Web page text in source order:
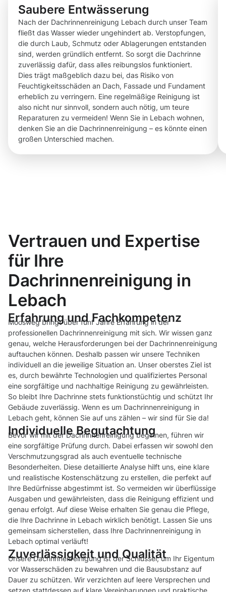
Saubere Entwässerung
Nach der Dachrinnenreinigung Lebach durch unser Team
fließt das Wasser wieder ungehindert ab. Verstopfungen,
die durch Laub, Schmutz oder Ablagerungen entstanden
sind, werden gründlich entfernt. So sorgt die Dachrinne
zuverlässig dafür, dass alles reibungslos funktioniert.
Dies trägt maßgeblich dazu bei, das Risiko von
Feuchtigkeitsschäden an Dach, Fassade und Fundament
erheblich zu verringern. Eine regelmäßige Reinigung ist
also nicht nur sinnvoll, sondern auch nötig, um teure
Reparaturen zu vermeiden! Wenn Sie in Lebach wohnen,
denken Sie an die Dachrinnenreinigung – es könnte einen
großen Unterschied machen.
Vertrauen und Expertise
für Ihre
Dachrinnenreinigung in
Lebach
Erfahrung und Fachkompetenz
Moosweg bringt über fünf Jahre Erfahrung in der
professionellen Dachrinnenreinigung mit sich. Wir wissen ganz
genau, welche Herausforderungen bei der Dachrinnenreinigung
auftauchen können. Deshalb passen wir unsere Techniken
individuell an die jeweilige Situation an. Unser oberstes Ziel ist
es, durch bewährte Technologien und qualifiziertes Personal
eine sorgfältige und nachhaltige Reinigung zu gewährleisten.
So bleibt Ihre Dachrinne stets funktionstüchtig und schützt Ihr
Gebäude zuverlässig. Wenn es um Dachrinnenreinigung in
Lebach geht, können Sie auf uns zählen – wir sind für Sie da!
Individuelle Begutachtung
Bevor wir mit der Dachrinnenreinigung beginnen, führen wir
eine sorgfältige Prüfung durch. Dabei erfassen wir sowohl den
Verschmutzungsgrad als auch eventuelle technische
Besonderheiten. Diese detaillierte Analyse hilft uns, eine klare
und realistische Kostenschätzung zu erstellen, die perfekt auf
Ihre Bedürfnisse abgestimmt ist. So vermeiden wir überflüssige
Ausgaben und gewährleisten, dass die Reinigung effizient und
genau erfolgt. Auf diese Weise erhalten Sie genau die Pflege,
die Ihre Dachrinne in Lebach wirklich benötigt. Lassen Sie uns
gemeinsam sicherstellen, dass Ihre Dachrinnenreinigung in
Lebach optimal verläuft!
Zuverlässigkeit und Qualität
Unsere Dachrinnenreinigung ist der Schlüssel, um Ihr Eigentum
vor Wasserschäden zu bewahren und die Bausubstanz auf
Dauer zu schützen. Wir verzichten auf leere Versprechen und
setzen stattdessen auf klare Vereinbarungen und praktische